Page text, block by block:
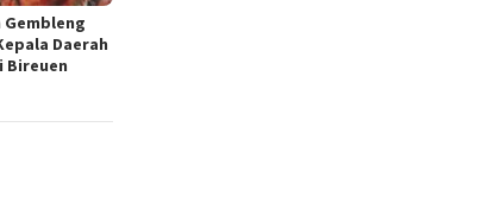
Gembleng
Daerah
Bireuen